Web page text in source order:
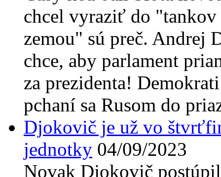
chcel vyraziť do
zemou" sú preč. Andrej
chce, aby parlament
za prezidenta!
pchaní sa Rusom do
Djokovič je už vo
jednotky 04/09/2023
Novak Djokovič